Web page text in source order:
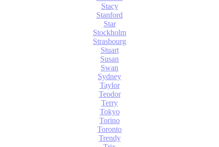
Stacy
Stanford
Star
Stockholm
Strasbourg
Stuart
Susan
Swan
Sydney
Taylor
Teodor
Terry
Tokyo
Torino
Toronto
Trendy